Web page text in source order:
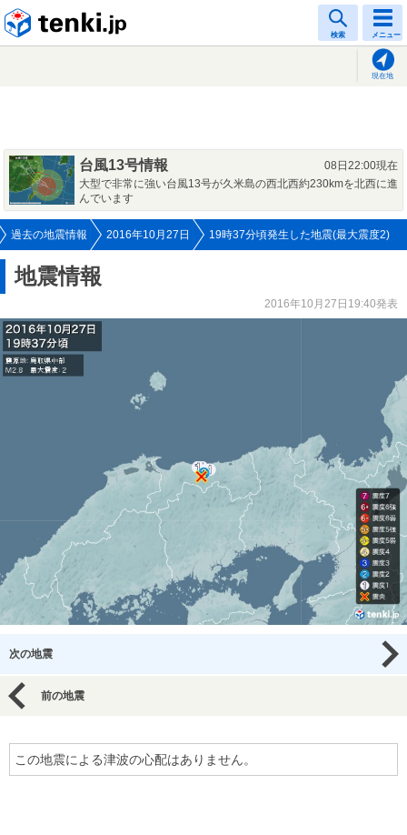
検索 メニュー
現在地
台風13号情報
08日22:00現在
大型で非常に強い台風13号が久米島の西北西約230kmを北西に進
んでいます
過去の地震情報 2016年10月27日 19時37分頃発生した地震(最大震度2)
地震情報
2016年10月27日19:40発表
次の地震
前の地震
この地震による津波の心配はありません。